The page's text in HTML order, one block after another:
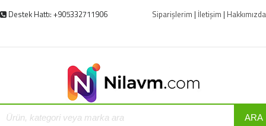
Destek Hattı: +905332711906 Siparişlerim | İletişim | Hakkımızda
ARA